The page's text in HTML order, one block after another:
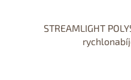
STREAMLIGHT